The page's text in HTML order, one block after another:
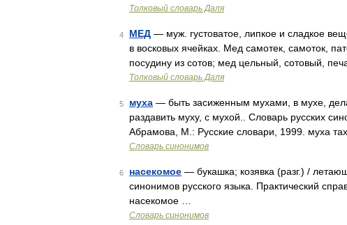
Толковый словарь Даля
4 МЕД — муж. густоватое, липкое и сладкое
в восковых ячейках. Мед самотек, самоток,
посудину из сотов; мед цельный, сотовый,
Толковый словарь Даля
5 муха — быть засиженным мухами, в мухе,
раздавить муху, с мухой.. Словарь русских
Абрамова, М.: Русские словари, 1999. муха
Словарь синонимов
6 насекомое — букашка; козявка (разг.) /
синонимов русского языка. Практический
насекомое …
Словарь синонимов